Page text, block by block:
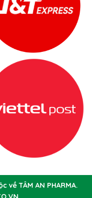
về TÂM AN PHARMA.